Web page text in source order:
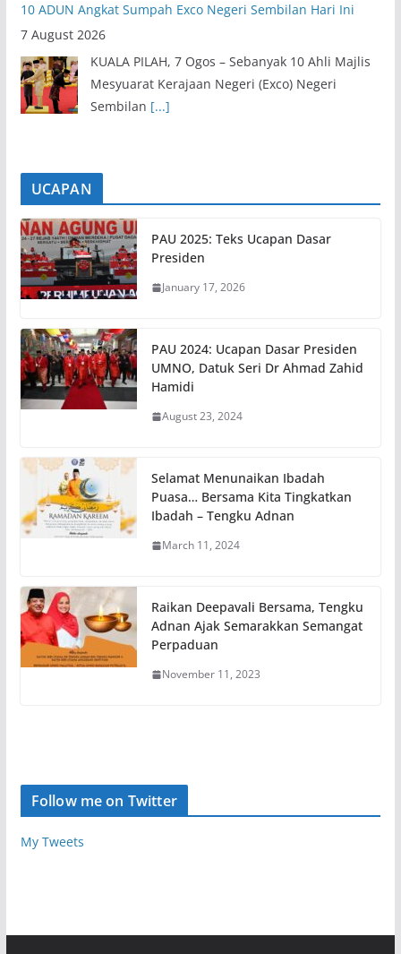
10 ADUN Angkat Sumpah Exco Negeri Sembilan Hari Ini
7 August 2026
KUALA PILAH, 7 Ogos – Sebanyak 10 Ahli Majlis
Mesyuarat Kerajaan Negeri (Exco) Negeri
Sembilan [...]
UCAPAN
PAU 2025: Teks Ucapan Dasar
Presiden
January 17, 2026
PAU 2024: Ucapan Dasar Presiden
UMNO, Datuk Seri Dr Ahmad Zahid
Hamidi
August 23, 2024
Selamat Menunaikan Ibadah
Puasa… Bersama Kita Tingkatkan
Ibadah – Tengku Adnan
March 11, 2024
Raikan Deepavali Bersama, Tengku
Adnan Ajak Semarakkan Semangat
Perpaduan
November 11, 2023
Follow me on Twitter
My Tweets